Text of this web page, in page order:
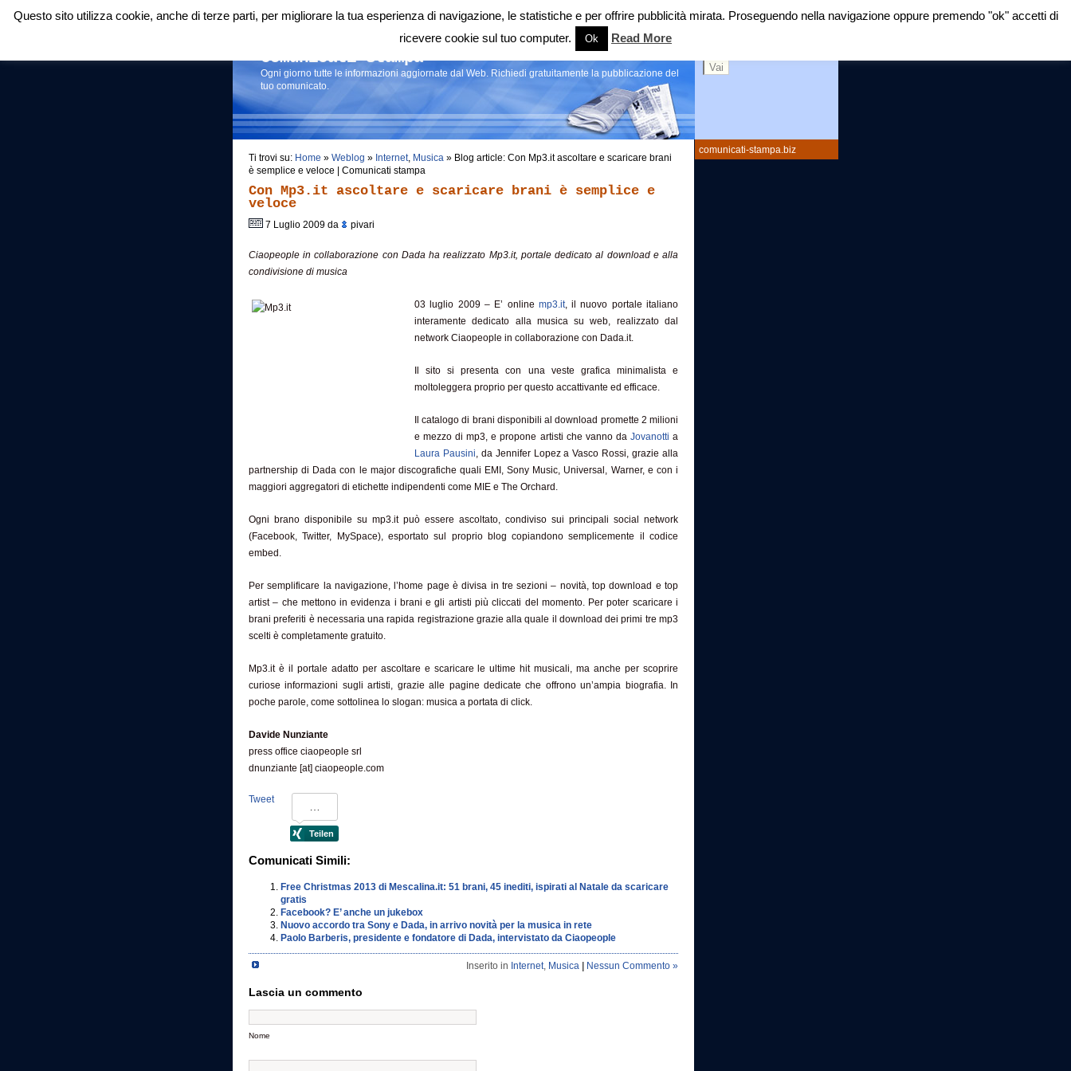
comunicati-stampa.biz
Login |RSS |
Comunicati stampa
Ogni giorno tutte le informazioni aggiornate dal Web. Richiedi gratuitamente la pubblicazione del
tuo comunicato.
Ti trovi su: Home » Weblog » Internet, Musica » Blog article: Con Mp3.it ascoltare e scaricare brani
è semplice e veloce | Comunicati stampa
Con Mp3.it ascoltare e scaricare brani è semplice e
veloce
7 Luglio 2009 da pivari
Ciaopeople in collaborazione con Dada ha realizzato Mp3.it, portale dedicato al download e alla
condivisione di musica
03 luglio 2009 – E’ online mp3.it, il nuovo portale italiano
interamente dedicato alla musica su web, realizzato dal
network Ciaopeople in collaborazione con Dada.it.
Il sito si presenta con una veste grafica minimalista e
moltoleggera proprio per questo accattivante ed efficace.
Il catalogo di brani disponibili al download promette 2 milioni
e mezzo di mp3, e propone artisti che vanno da Jovanotti a
Laura Pausini, da Jennifer Lopez a Vasco Rossi, grazie alla
partnership di Dada con le major discografiche quali EMI, Sony Music, Universal, Warner, e con i
maggiori aggregatori di etichette indipendenti come MIE e The Orchard.
Ogni brano disponibile su mp3.it può essere ascoltato, condiviso sui principali social network
(Facebook, Twitter, MySpace), esportato sul proprio blog copiandono semplicemente il codice
embed.
Per semplificare la navigazione, l’home page è divisa in tre sezioni – novità, top download e top
artist – che mettono in evidenza i brani e gli artisti più cliccati del momento. Per poter scaricare i
brani preferiti è necessaria una rapida registrazione grazie alla quale il download dei primi tre mp3
scelti è completamente gratuito.
Mp3.it è il portale adatto per ascoltare e scaricare le ultime hit musicali, ma anche per scoprire
curiose informazioni sugli artisti, grazie alle pagine dedicate che offrono un’ampia biografia. In
poche parole, come sottolinea lo slogan: musica a portata di click.
Davide Nunziante
press office ciaopeople srl
dnunziante [at] ciaopeople.com
Tweet
Comunicati Simili:
Free Christmas 2013 di Mescalina.it: 51 brani, 45 inediti, ispirati al Natale da scaricare
gratis
Facebook? E’ anche un jukebox
Nuovo accordo tra Sony e Dada, in arrivo novità per la musica in rete
Paolo Barberis, presidente e fondatore di Dada, intervistato da Ciaopeople
Inserito in Internet, Musica Nessun Commento »
Lascia un commento
Nome
Questo sito utilizza cookie, anche di terze parti, per migliorare la tua esperienza di navigazione, le statistiche e per offrire pubblicità mirata. Proseguendo nella navigazione oppure premendo "ok" accetti di
ricevere cookie sul tuo computer.
Ok Read More